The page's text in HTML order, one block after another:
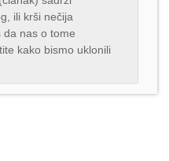
ili krši nečija
da nas o tome
kako bismo uklonili